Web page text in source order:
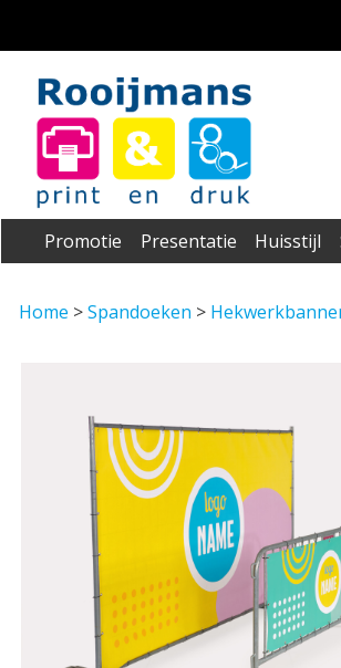
Promotie Presentatie Huisstijl
Home >Spandoeken >